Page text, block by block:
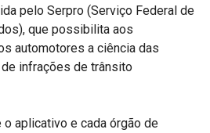
pelo Serpro (Serviço Federal de
que possibilita aos
automotores a ciência das
infrações de trânsito
o aplicativo e cada órgão de